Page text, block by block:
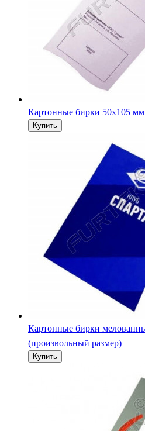
Картонные бирки
(произвольный размер)
Картонные бирки 130х20 мм
картона с отверстием